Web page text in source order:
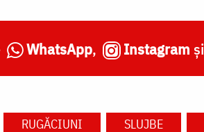
WhatsApp, Instagram și
RUGĂCIUNI SLUJBE